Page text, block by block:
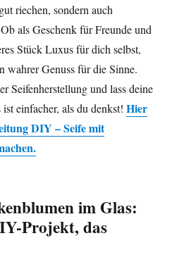
riechen, sondern auch
als Geschenk für Freunde und
Stück Luxus für dich selbst,
wahrer Genuss für die Sinne.
Seifenherstellung und lass deine
einfacher, als du denkst!Hier
DIY – Seife mit
.
im Glas:
Projekt, das